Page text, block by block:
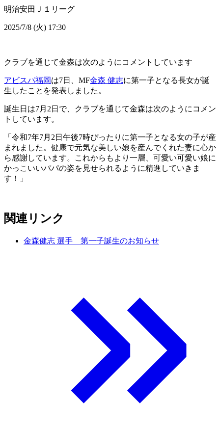
明治安田Ｊ１リーグ
2025/7/8 (火) 17:30
クラブを通じて金森は次のようにコメントしています
アビスパ福岡は7日、MF金森 健志に第一子となる長女が誕
生したことを発表しました。
誕生日は7月2日で、クラブを通じて金森は次のようにコメン
トしています。
「令和7年7月2日午後7時ぴったりに第一子となる女の子が産
まれました。健康で元気な美しい娘を産んでくれた妻に心か
ら感謝しています。これからもより一層、可愛い可愛い娘に
かっこいいパパの姿を見せられるように精進していきま
す！」
関連リンク
金森健志 選手 第一子誕生のお知らせ